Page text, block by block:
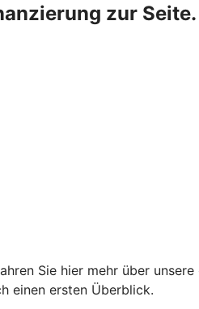
zur
Sie hier mehr über
einen ersten Überblick.